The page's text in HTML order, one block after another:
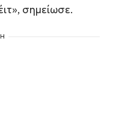
σημείωσε.